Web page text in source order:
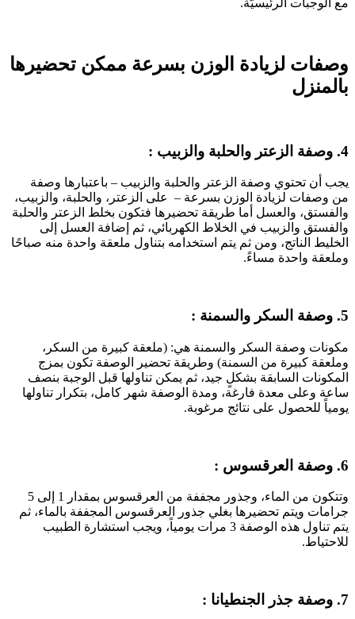
مع الوجبات الرئيسيّة.
وصفات لزيادة الوزن بسرعة ممكن تحضيرها
بالمنزل
4. وصفة الزعتر والحلبة والزبيب :
يجب أن تحتوي وصفة الزعتر والحلبة والزبيب – باعتبارها وصفة
من وصفات لزيادة الوزن بسرعة – على الزعتر، والحلبة، والزبيب،
والفستق، والعسل أما طريقة تحضيرها فتكون بخلط الزعتر والحلبة
والفستق والزبيب في الخلاط الكهربائي، ثم إضافة العسل إلى
الخليط الناتج، ومن ثم يتم استخدامه بتناول ملعقة واحدة منه صباحًا
وملعقة واحدة مساءً.
5. وصفة السكر والسمنة :
مكونات وصفة السكر والسمنة هي: (ملعقة كبيرة من السكر،
وملعقة كبيرة من السمنة) وطريقة تحضير الوصفة تكون بمزج
المكونات السابقة بشكلٍ جيد، ثم يمكن تناولها قبل الوجبة بنصف
ساعة وعلى معدة فارغة، ومدة الوصفة شهر كامل، بتكرار تناولها
يومياً للحصول على نتائج مرغوبة.
6. وصفة العرقسوس :
وتتكون من الماء، وجذور مجففة من العرقسوس بمقدار 1 إلى 5
جرامات ويتم تحضيرها بغلي جذور العرقسوس المجففة بالماء، ثم
يتم تناول هذه الوصفة 3 مرات يومياً، ويجب استشارة الطبيب
للاحتياط.
7. وصفة جذر الجنطيانا :